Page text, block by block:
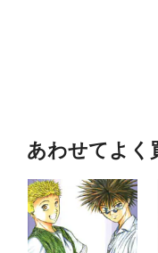
あわせてよく